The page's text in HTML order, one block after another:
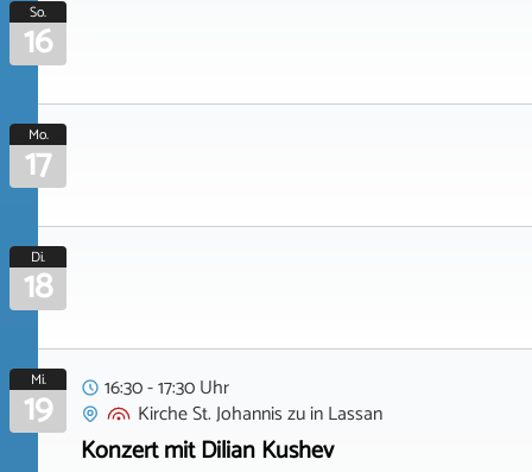
So.
16
Mo.
17
Di.
18
Mi.
19
16:30 - 17:30 Uhr
Kirche St. Johannis zuinLassan
Konzert mit Dilian Kushev